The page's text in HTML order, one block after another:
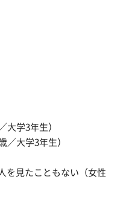
大学3年生）
／大学3年生）
を見たこともない（女性